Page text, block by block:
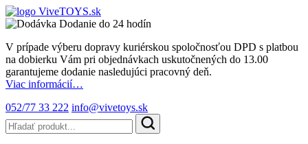
Dodanie do 24 hodín
V prípade výberu dopravy kuriérskou spoločnosťou DPD s platbou
na dobierku Vám pri objednávkach uskutočnených do 13.00
garantujeme dodanie nasledujúci pracovný deň.
Viac informácií…
052/77 33 222 info@vivetoys.sk